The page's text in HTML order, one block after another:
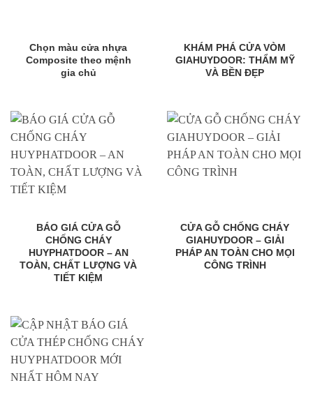
Chọn màu cửa nhựa
Composite theo mệnh
gia chủ
KHÁM PHÁ CỬA VÒM
GIAHUYDOOR: THẨM MỸ
VÀ BỀN ĐẸP
BÁO GIÁ CỬA GỖ
CHỐNG CHÁY
HUYPHATDOOR – AN
TOÀN, CHẤT LƯỢNG VÀ
TIẾT KIỆM
CỬA GỖ CHỐNG CHÁY
GIAHUYDOOR – GIẢI
PHÁP AN TOÀN CHO MỌI
CÔNG TRÌNH